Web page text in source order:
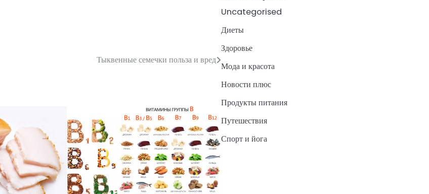
Тыквенные семечки польза и вред
Uncategorised
Диеты
Здоровье
Мода и красота
Новости плюс
Продукты питания
Путешествия
Спорт и йога